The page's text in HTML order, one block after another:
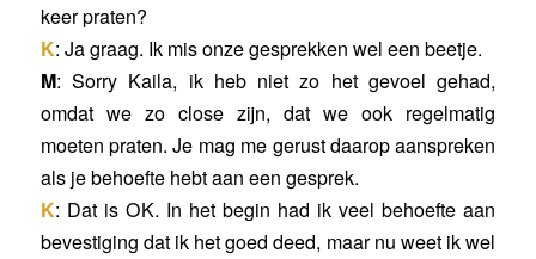
keer praten?
K: Ja graag. Ik mis onze gesprekken wel een beetje.
M: Sorry Kaila, ik heb niet zo het gevoel gehad,
omdat we zo close zijn, dat we ook regelmatig
moeten praten. Je mag me gerust daarop aanspreken
als je behoefte hebt aan een gesprek.
K: Dat is OK. In het begin had ik veel behoefte aan
bevestiging dat ik het goed deed, maar nu weet ik wel